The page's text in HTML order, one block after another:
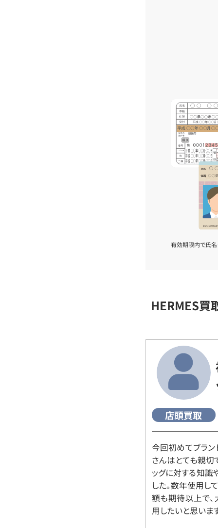
有効期限内で氏名
HERMES買
店頭買取
今回初めてブラン
さんはとても親切
ッグに対する知識
した。数年使用し
額も期待以上で、
用したいと思いま